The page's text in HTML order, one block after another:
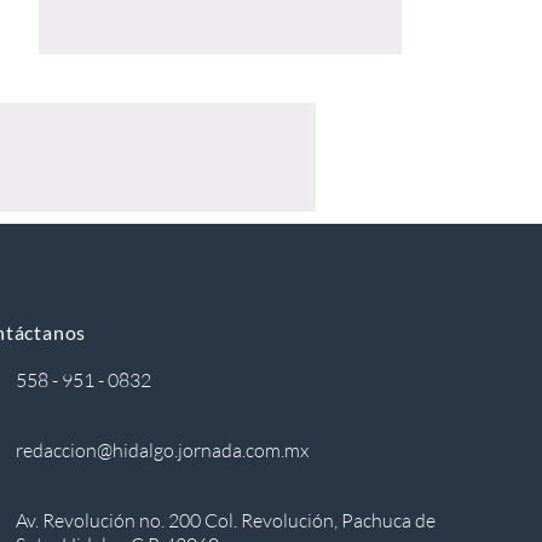
558 - 951 - 0832
redaccion@hidalgo.jornada.com.mx
Av. Revolución no. 200 Col. Revolución, Pachuca de